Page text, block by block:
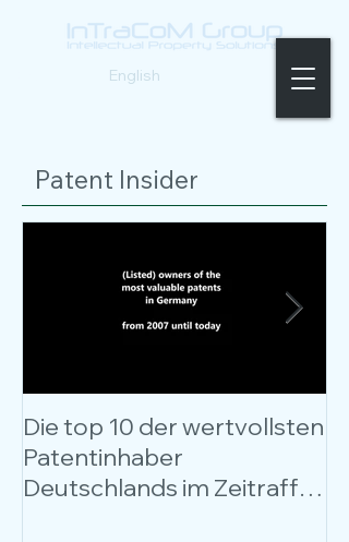
English
Patent Insider
Die top 10 der wertvollsten
Patentinhaber
Deutschlands im Zeitraffer